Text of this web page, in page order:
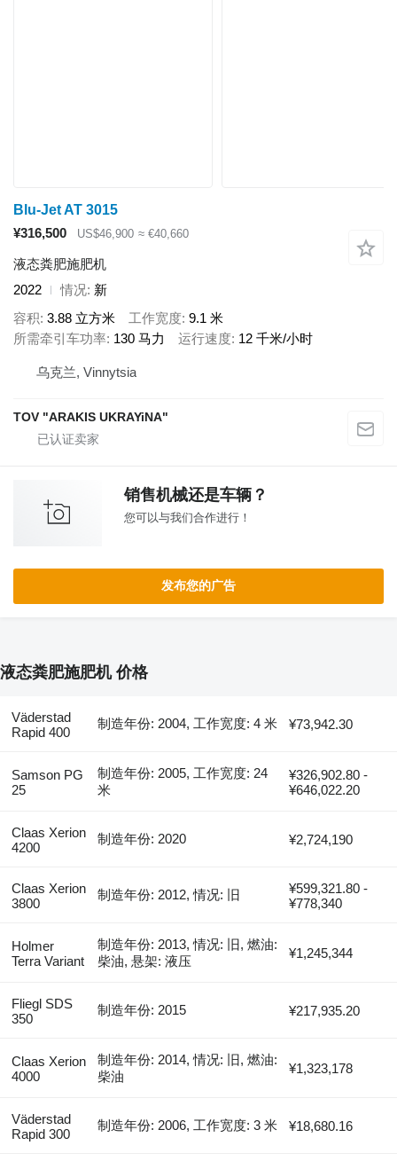
Blu-Jet AT 3015
¥316,500
US$46,900 ≈ €40,660
液态粪肥施肥机
2022
情况 新
容积 3.88 立方米 工作宽度 9.1 米
所需牵引车功率 130 马力 运行速度 12 千米/小时
乌克兰, Vinnytsia
TOV "ARAKIS UKRAYiNA"
销售机械还是车辆？
您可以与我们合作进行！
发布您的广告
液态粪肥施肥机 价格
Väderstad
Rapid 400
制造年份: 2004, 工作宽度: 4 米 ¥73,942.30
Samson PG
25
制造年份: 2005, 工作宽度: 24
米
¥326,902.80 -
¥646,022.20
Claas Xerion
4200
制造年份: 2020 ¥2,724,190
Claas Xerion
3800
制造年份: 2012, 情况: 旧
¥599,321.80 -
¥778,340
Holmer
Terra Variant
制造年份: 2013, 情况: 旧, 燃油:
柴油, 悬架: 液压
¥1,245,344
Fliegl SDS
350
制造年份: 2015 ¥217,935.20
Claas Xerion
4000
制造年份: 2014, 情况: 旧, 燃油:
柴油
¥1,323,178
Väderstad
Rapid 300
制造年份: 2006, 工作宽度: 3 米 ¥18,680.16